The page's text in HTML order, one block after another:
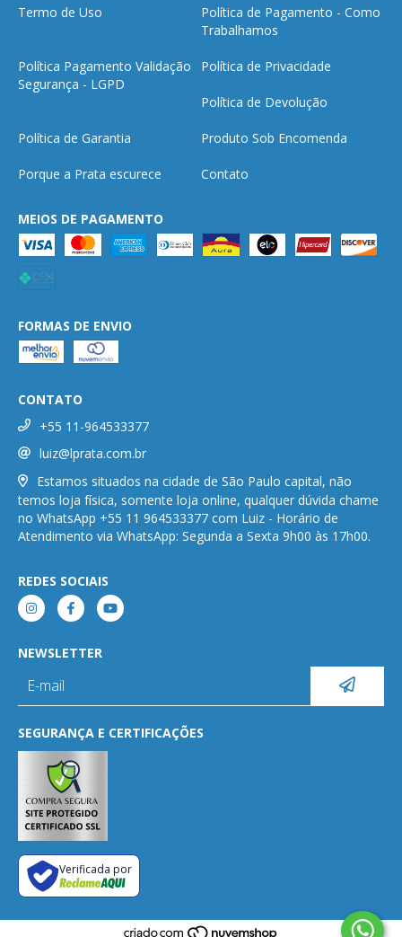
Termo de Uso
Política de Pagamento - Como
Trabalhamos
Política Pagamento Validação
Segurança - LGPD
Política de Privacidade
Política de Devolução
Política de Garantia Produto Sob Encomenda
Porque a Prata escurece Contato
MEIOS DE PAGAMENTO
FORMAS DE ENVIO
CONTATO
+55 11-964533377
luiz@lprata.com.br
Estamos situados na cidade de São Paulo capital, não
temos loja física, somente loja online, qualquer dúvida chame
no WhatsApp +55 11 964533377 com Luiz - Horário de
Atendimento via WhatsApp: Segunda a Sexta 9h00 às 17h00.
REDES SOCIAIS
NEWSLETTER
SEGURANÇA E CERTIFICAÇÕES
Verificada por